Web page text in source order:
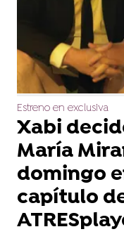
Estreno en exclusiva
Xabi
María
domingo
capítulo